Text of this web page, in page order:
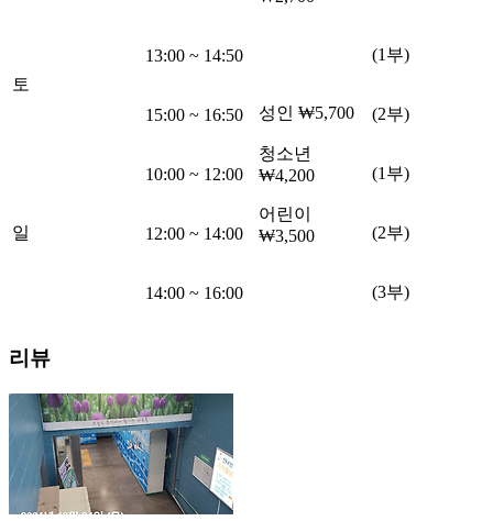
토
13:00 ~ 14:50
성인 ₩5,700
청소년
₩4,200
어린이
₩3,500
(1부)
15:00 ~ 16:50 (2부)
일
10:00 ~ 12:00 (1부)
12:00 ~ 14:00 (2부)
14:00 ~ 16:00 (3부)
리뷰